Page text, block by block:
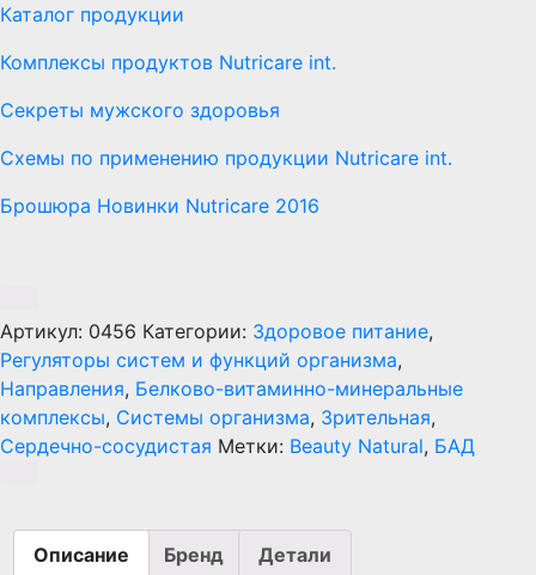
Каталог продукции
Комплексы продуктов Nutricare int.
Секреты мужского здоровья
Схемы по применению продукции Nutricare int.
Брошюра Новинки Nutricare 2016
Артикул: 0456 Категории: Здоровое питание,
Регуляторы систем и функций организма,
Направления, Белково-витаминно-минеральные
комплексы, Системы организма, Зрительная,
Сердечно-сосудистая Метки: Beauty Natural, БАД
Описание Бренд Детали